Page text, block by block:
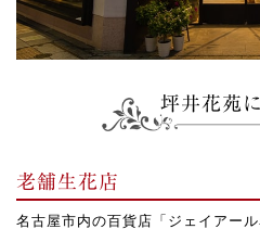
坪井花苑
老舗生花店
名古屋市内の百貨店「ジェイアー